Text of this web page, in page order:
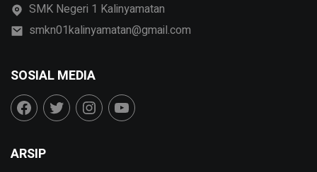
SMK Negeri 1 Kalinyamatan
smkn01kalinyamatan@gmail.com
SOSIAL MEDIA
ARSIP